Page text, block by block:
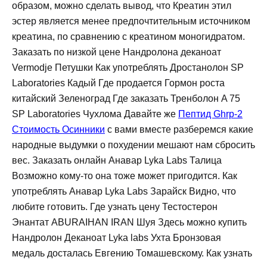
образом, можно сделать вывод, что Креатин этил
эстер является менее предпочтительным источником
креатина, по сравнению с креатином моногидратом.
Заказать по низкой цене Нандролона деканоат
Vermodje Петушки Как употреблять Дростанолон SP
Laboratories Кадый Где продается Гормон роста
китайский Зеленоград Где заказать Тренболон A 75
SP Laboratories Чухлома Давайте же Пептид Ghrp-2
Стоимость Осинники с вами вместе разберемся какие
народные выдумки о похудении мешают нам сбросить
вес. Заказать онлайн Анавар Lyka Labs Талица
Возможно кому-то она тоже может пригодится. Как
употреблять Анавар Lyka Labs Зарайск Видно, что
любите готовить. Где узнать цену Тестостерон
Энантат ABURAIHAN IRAN Шуя Здесь можно купить
Нандролон Деканоат Lyka labs Ухта Бронзовая
медаль досталась Евгению Томашевскому. Как узнать